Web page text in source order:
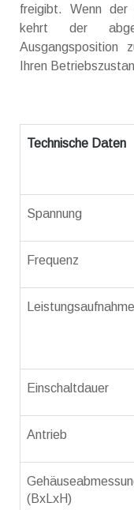
freigibt. Wenn der
kehrt der
Ausgangsposition
Ihren
Technische Daten
Spannung
Frequenz
Einschaltdauer
Antrieb
(BxLxH)